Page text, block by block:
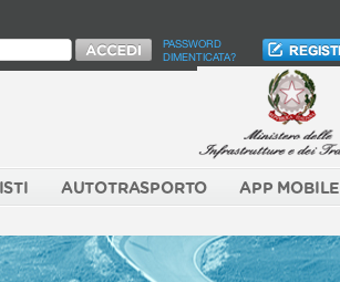
PASSWORD
DIMENTICATA?
AUTOTRASPORTO APP MOBILE